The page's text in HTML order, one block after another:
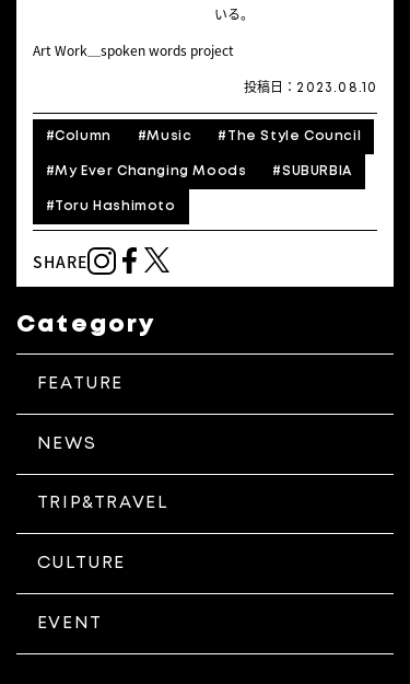
いる。
Art Work＿spoken words project
投稿日： 2023.08.10
#Column #Music # The Style Council
#My Ever Changing Moods #SUBURBIA
#Toru Hashimoto
SHARE
Category
FEATURE
NEWS
TRIP&TRAVEL
CULTURE
EVENT